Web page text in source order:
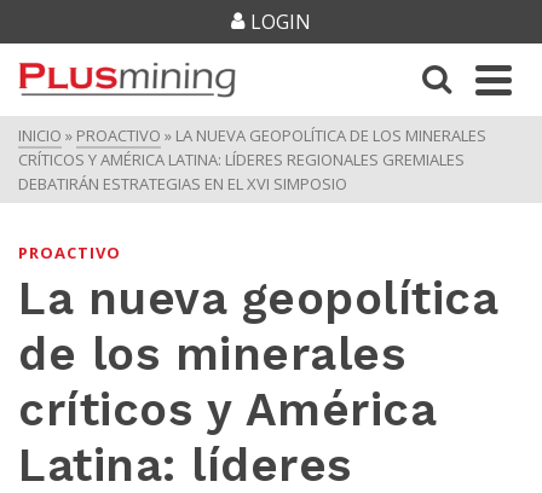
LOGIN
INICIO » PROACTIVO » LA NUEVA GEOPOLÍTICA DE LOS MINERALES
CRÍTICOS Y AMÉRICA LATINA: LÍDERES REGIONALES GREMIALES
DEBATIRÁN ESTRATEGIAS EN EL XVI SIMPOSIO
PROACTIVO
La nueva geopolítica
de los minerales
críticos y América
Latina: líderes